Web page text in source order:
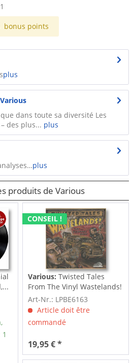
bonus points
plus
dans toute sa diversité Les
des plus... plus
plus
produits de Various
CONSEIL !
Various:Twisted Tales
From The Vinyl Wastelands!
Vol.5...
Art-Nr.: LPBE6163
Article doit être
commandé
19,95 € *